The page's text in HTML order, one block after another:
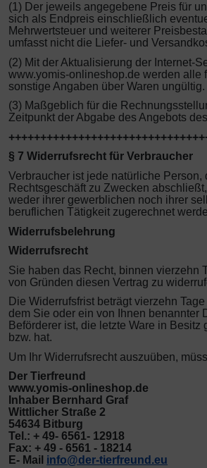
(1) Der jeweils angegebene Preis für
sich als Endpreis einschließlich
Mehrwertsteuer und weiterer
umfasst nicht die Liefer- und
(2) Mit der Aktualisierung der Internet-
www.yomis-onlineshop.de werden alle
sonstige Angaben über Waren ungültig.
(3) Maßgeblich für die
Zeitpunkt der Abgabe des Angebots
§ 7 Widerrufsrecht für Verbraucher
Verbraucher ist jede natürliche Person,
Rechtsgeschäft zu Zwecken
weder ihrer gewerblichen noch ihrer
beruflichen Tätigkeit zugerechnet
Widerrufsbelehrung
Widerrufsrecht
Sie haben das Recht, binnen vierzehn
von Gründen diesen Vertrag zu
Die Widerrufsfrist beträgt vierzehn
dem Sie oder ein von Ihnen benannter
Beförderer ist, die letzte Ware in Besitz
bzw. hat.
Um Ihr Widerrufsrecht auszuüben,
Der Tierfreund
www.yomis-onlineshop.de
Inhaber Bernhard Graf
Wittlicher Straße 2
54634 Bitburg
Tel.: + 49- 6561- 12918
Fax: + 49 - 6561 - 18214
E- Mail info@der-tierfreund.eu